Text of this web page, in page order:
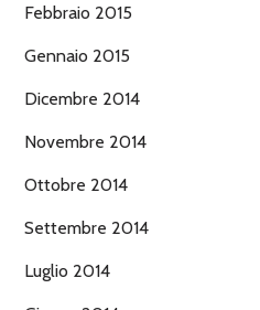
Febbraio 2015
Gennaio 2015
Dicembre 2014
Novembre 2014
Ottobre 2014
Settembre 2014
Luglio 2014